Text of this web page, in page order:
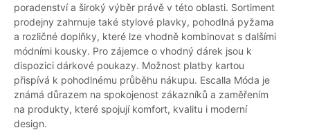
poradenství a široký výběr právě v této oblasti. Sortiment
prodejny zahrnuje také stylové plavky, pohodlná pyžama
a rozličné doplňky, které lze vhodně kombinovat s dalšími
módními kousky. Pro zájemce o vhodný dárek jsou k
dispozici dárkové poukazy. Možnost platby kartou
přispívá k pohodlnému průběhu nákupu. Escalla Móda je
známá důrazem na spokojenost zákazníků a zaměřením
na produkty, které spojují komfort, kvalitu i moderní
design.